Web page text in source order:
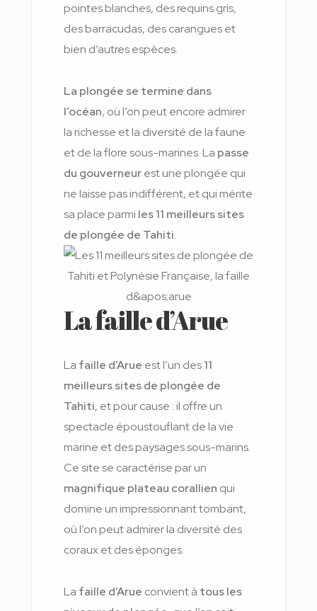
pointes blanches, des requins gris,
des barracudas, des carangues et
bien d’autres espèces.
La plongée se termine dans
l’océan, où l’on peut encore admirer
la richesse et la diversité de la faune
et de la flore sous-marines. La passe
du gouverneurest une plongée qui
ne laisse pas indifférent, et qui mérite
sa place parmi les 11 meilleurs sites
de plongée de Tahiti.
La faille d’Arue
La faille d’Arue est l’un des11
meilleurs sites de plongée de
Tahiti, et pour cause : il offre un
spectacle époustouflant de la vie
marine et des paysages sous-marins.
Ce site se caractérise par un
magnifique plateau corallien qui
domine un impressionnant tombant,
où l’on peut admirer la diversité des
coraux et des éponges.
La faille d’Arue convient à tous les